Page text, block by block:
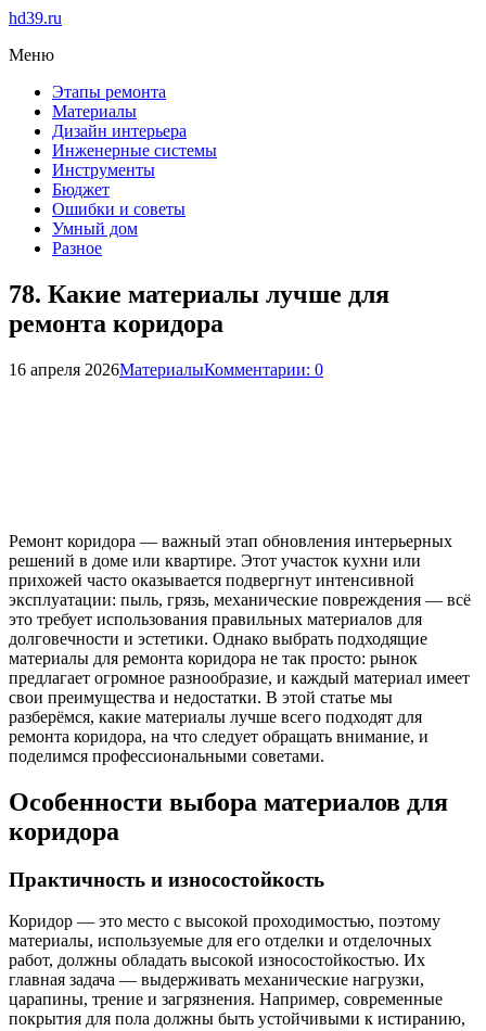
hd39.ru
Меню
Этапы ремонта
Материалы
Дизайн интерьера
Инженерные системы
Инструменты
Бюджет
Ошибки и советы
Умный дом
Разное
78. Какие материалы лучше для
ремонта коридора
16 апреля 2026МатериалыКомментарии: 0
Ремонт коридора — важный этап обновления интерьерных
решений в доме или квартире. Этот участок кухни или
прихожей часто оказывается подвергнут интенсивной
эксплуатации: пыль, грязь, механические повреждения — всё
это требует использования правильных материалов для
долговечности и эстетики. Однако выбрать подходящие
материалы для ремонта коридора не так просто: рынок
предлагает огромное разнообразие, и каждый материал имеет
свои преимущества и недостатки. В этой статье мы
разберёмся, какие материалы лучше всего подходят для
ремонта коридора, на что следует обращать внимание, и
поделимся профессиональными советами.
Особенности выбора материалов для
коридора
Практичность и износостойкость
Коридор — это место с высокой проходимостью, поэтому
материалы, используемые для его отделки и отделочных
работ, должны обладать высокой износостойкостью. Их
главная задача — выдерживать механические нагрузки,
царапины, трение и загрязнения. Например, современные
покрытия для пола должны быть устойчивыми к истиранию,